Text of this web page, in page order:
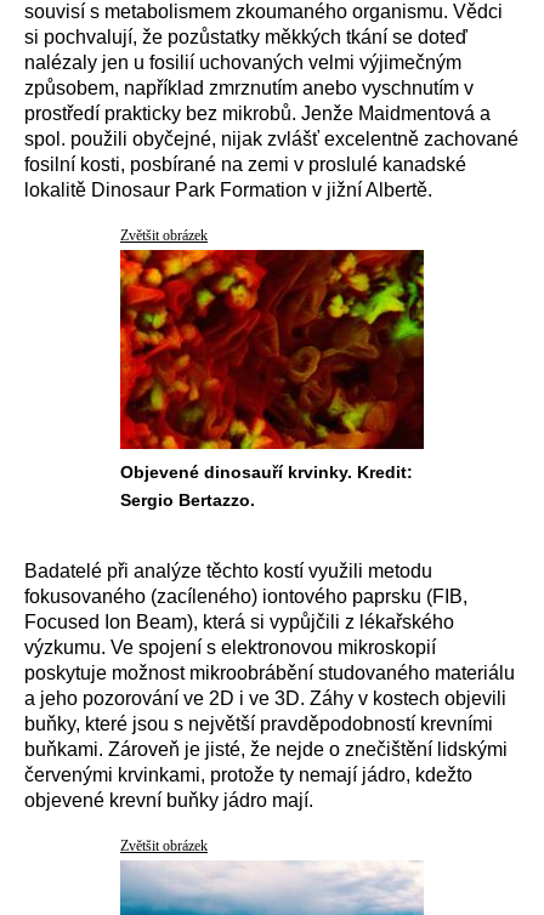
souvisí s metabolismem zkoumaného organismu. Vědci
si pochvalují, že pozůstatky měkkých tkání se doteď
nalézaly jen u fosilií uchovaných velmi výjimečným
způsobem, například zmrznutím anebo vyschnutím v
prostředí prakticky bez mikrobů. Jenže Maidmentová a
spol. použili obyčejné, nijak zvlášť excelentně zachované
fosilní kosti, posbírané na zemi v proslulé kanadské
lokalitě Dinosaur Park Formation v jižní Albertě.
Zvětšit obrázek
Objevené dinosauří krvinky. Kredit:
Sergio Bertazzo.
Badatelé při analýze těchto kostí využili metodu
fokusovaného (zacíleného) iontového paprsku (FIB,
Focused Ion Beam), která si vypůjčili z lékařského
výzkumu. Ve spojení s elektronovou mikroskopií
poskytuje možnost mikroobrábění studovaného materiálu
a jeho pozorování ve 2D i ve 3D. Záhy v kostech objevili
buňky, které jsou s největší pravděpodobností krevními
buňkami. Zároveň je jisté, že nejde o znečištění lidskými
červenými krvinkami, protože ty nemají jádro, kdežto
objevené krevní buňky jádro mají.
Zvětšit obrázek